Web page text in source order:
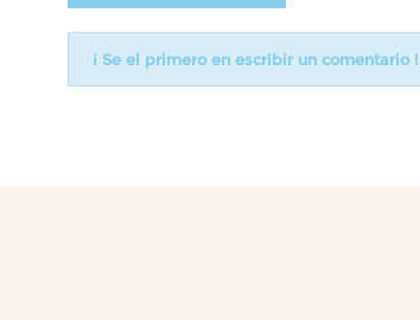
¡ Se el primero en escribir un comentario !